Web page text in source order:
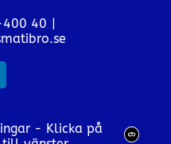
40 |
- Klicka på